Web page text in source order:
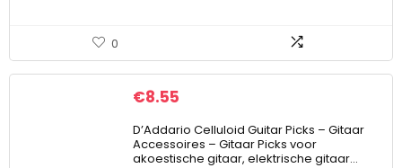
0
€8.55
D’Addario Celluloid Guitar Picks – Gitaar
Accessoires – Gitaar Picks voor
akoestische gitaar, elektrische gitaar…